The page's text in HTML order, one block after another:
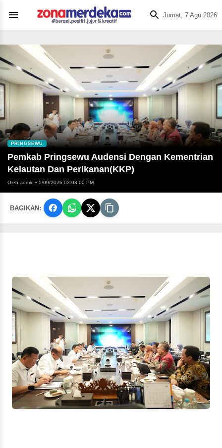
Jumat, 7 Agu 2026
PRINGSEWU
Pemkab Pringsewu Audensi Dengan Kementrian
Kelautan Dan Perikanan(KKP)
Oleh admin • 5/09/2026 03:03:00 PM
BAGIKAN: